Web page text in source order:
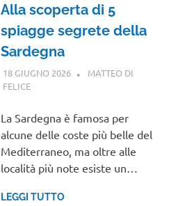
Alla scoperta di 5
spiagge segrete della
Sardegna
18 GIUGNO 2026
MATTEO DI
FELICEVIAGGI NEL MONDO
La Sardegna è famosa per
alcune delle coste più belle del
Mediterraneo, ma oltre alle
località più note esiste un…
LEGGI TUTTO